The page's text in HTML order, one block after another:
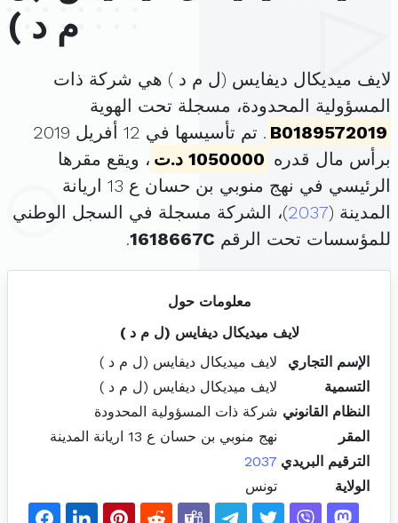
م د )
لايف ميديكال ديفايس (ل م د ) هي شركة ذات
المسؤولية المحدودة، مسجلة تحت الهوية
B0189572019
. تم تأسيسها في 12 أفريل 2019
برأس مال قدره 1050000 د.ت
، ويقع مقرها
الرئيسي في نهج منوبي بن حسان ع 13 اريانة
المدينة (2037)، الشركة مسجلة في السجل الوطني
للمؤسسات تحت الرقم 1618667C
.
معلومات حول
لايف ميديكال ديفايس (ل م د )
الإسم التجاري
لايف ميديكال ديفايس (ل م د )
التسمية
لايف ميديكال ديفايس (ل م د )
النظام القانوني شركة ذات المسؤولية المحدودة
المقر
نهج منوبي بن حسان ع 13 اريانة المدينة
الترقيم البريدي 2037
الولاية
تونس